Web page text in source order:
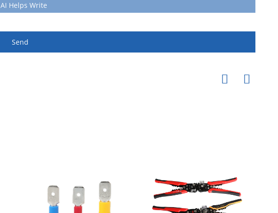
AI Helps Write
Send